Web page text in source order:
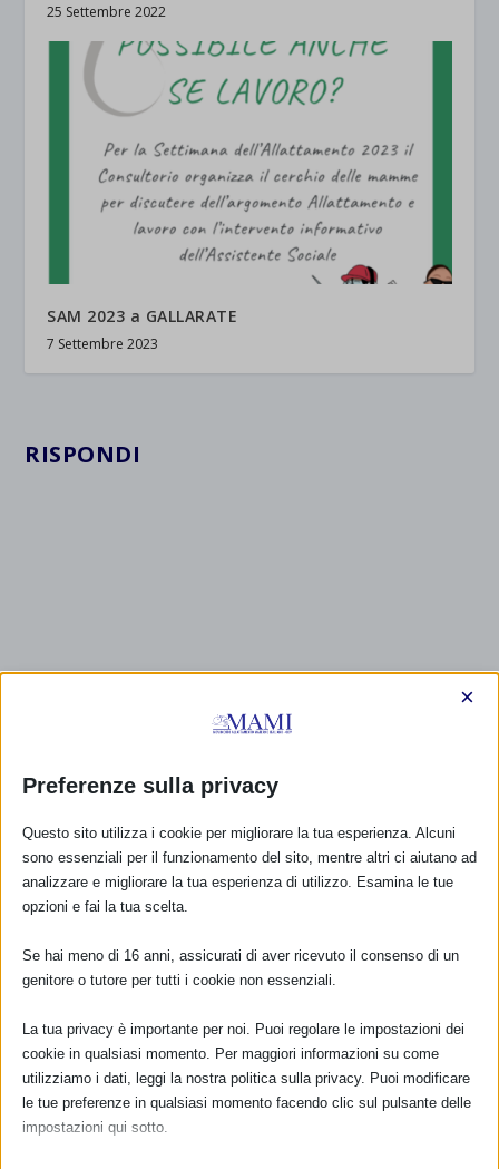
25 Settembre 2022
SAM 2023 a GALLARATE
7 Settembre 2023
RISPONDI
CALENDARIO EVENTI
Non ci sono eventi
Preferenze sulla privacy
×
Questo sito utilizza i cookie per migliorare la tua esperienza. Alcuni
sono essenziali per il funzionamento del sito, mentre altri ci aiutano ad
analizzare e migliorare la tua esperienza di utilizzo. Esamina le tue
opzioni e fai la tua scelta.
Se hai meno di 16 anni, assicurati di aver ricevuto il consenso di un
genitore o tutore per tutti i cookie non essenziali.
La tua privacy è importante per noi. Puoi regolare le impostazioni dei
cookie in qualsiasi momento. Per maggiori informazioni su come
utilizziamo i dati, leggi la nostra politica sulla privacy. Puoi modificare
le tue preferenze in qualsiasi momento facendo clic sul pulsante delle
impostazioni qui sotto.